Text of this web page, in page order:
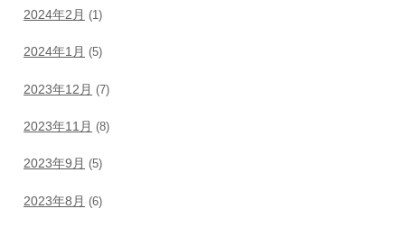
2024年2月 (1)
2024年1月 (5)
2023年12月 (7)
2023年11月 (8)
2023年9月 (5)
2023年8月 (6)